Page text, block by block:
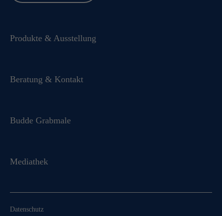
Produkte & Ausstellung
Beratung & Kontakt
Budde Grabmale
Mediathek
Datenschutz